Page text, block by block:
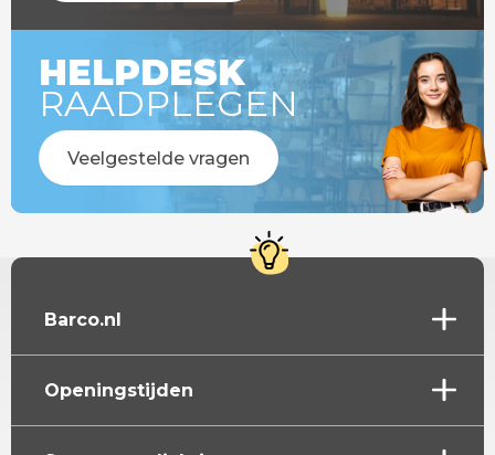
HELPDESK
RAADPLEGEN
Veelgestelde vragen
Barco.nl
Openingstijden